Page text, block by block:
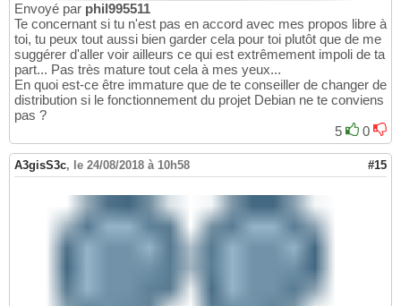
Envoyé par phil995511
Te concernant si tu n'est pas en accord avec mes propos libre à
toi, tu peux tout aussi bien garder cela pour toi plutôt que de me
suggérer d'aller voir ailleurs ce qui est extrêmement impoli de ta
part... Pas très mature tout cela à mes yeux...
En quoi est-ce être immature que de te conseiller de changer de
distribution si le fonctionnement du projet Debian ne te conviens
pas ?
5
0
A3gisS3c, le 24/08/2018 à 10h58 #15